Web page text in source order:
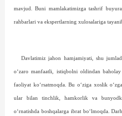
mavjud. Buni mamlakatimizga tashrif
rahbarlari va ekspertlarning xulosalariga
Davlatimiz jahon hamjamiyati, shu
o‘zaro manfaatli, istiqbolni oldindan
faoliyat ko‘rsatmoqda. Bu o‘ziga xoslik
ular bilan tinchlik, hamkorlik va
o‘rnatishda boshqalarga ibrat bo‘lmoqda.